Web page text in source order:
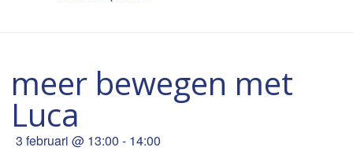
meer bewegen met
Luca
3 februari @ 13:00 - 14:00